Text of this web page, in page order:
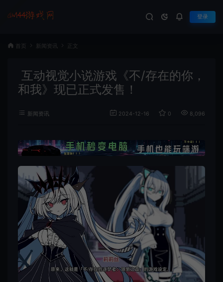
登录
首页 新闻资讯 正文
互动视觉小说游戏《不/存在的你，
和我》现已正式发售！
新闻资讯 2024-12-16 0 8,096